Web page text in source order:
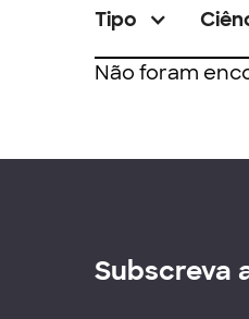
Tipo
Não foram
Subscreva